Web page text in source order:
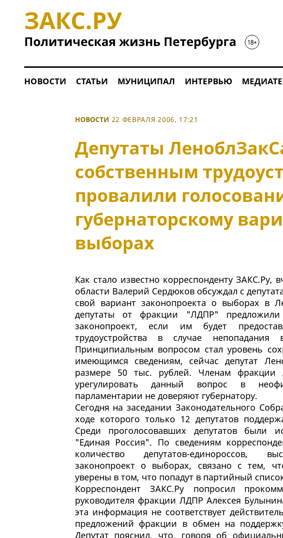
НОВОСТИ СТАТЬИ МУНИЦИПАЛ ИНТЕРВЬЮ
НОВОСТИ 22 ФЕВРАЛЯ 2006, 17:21
Депутаты
собственным
провалили
губернаторскому
выборах
Как стало известно корреспонденту ЗАКС.Ру,
области Валерий Сердюков обсуждал с
свой вариант законопроекта о выборах в
депутаты от фракции "ЛДПР" предложили
законопроект, если им будет
трудоустройства в случае
Принципиальным вопросом стал уровень
имеющимся сведениям, сейчас депутат
размере 50 тыс. рублей. Членам фракции
урегулировать данный вопрос в
парламентарии не доверяют губернатору.
Сегодня на заседании Законодательного
ходе которого только 12 депутатов
Среди проголосовавших депутатов были
"Единая Россия". По сведениям
количество депутатов-единороссов,
законопроект о выборах, связано с тем,
уверены в том, что попадут в партийный
Корреспондент ЗАКС.Ру попросил
руководителя фракции ЛДПР Алексея
эта информация не соответствует
предложений фракции в обмен на
Депутат пояснил, что, говоря об